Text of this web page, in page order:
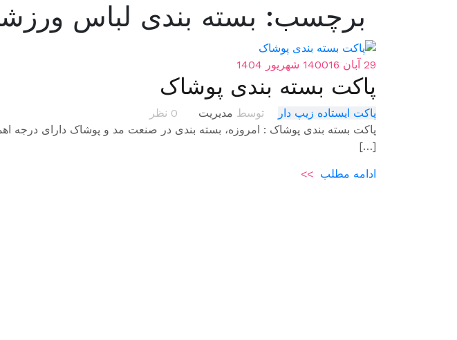
برچسب: بسته بندی لباس
29 آبان 1400 16 شهریور 1404
پاکت بسته بندی پوشاک
پاکت ایستاده زیپ دار توسط مدیریت
0 نظر
پاکت بسته بندی پوشاک : امروزه، بسته بندی در صنعت مد و پوشاک دارای درجه
[…]
ادامه مطلب >>